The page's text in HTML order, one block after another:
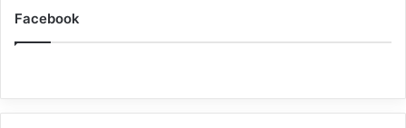
Facebook